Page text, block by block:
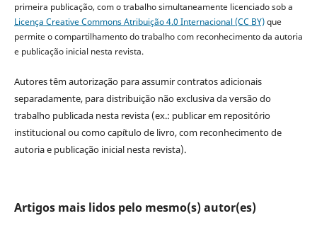
primeira publicação, com o trabalho simultaneamente licenciado sob a
Licença Creative Commons Atribuição 4.0 Internacional (CC BY)que
permite o compartilhamento do trabalho com reconhecimento da autoria
e publicação inicial nesta revista.
Autores têm autorização para assumir contratos adicionais
separadamente, para distribuição não exclusiva da versão do
trabalho publicada nesta revista (ex.: publicar em repositório
institucional ou como capítulo de livro, com reconhecimento de
autoria e publicação inicial nesta revista).
Artigos mais lidos pelo mesmo(s) autor(es)